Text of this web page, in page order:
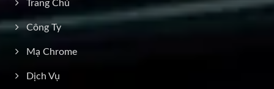
Trang Chủ
Công Ty
Mạ Chrome
Dịch Vụ